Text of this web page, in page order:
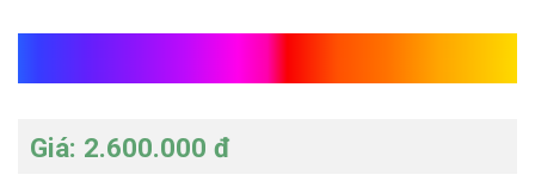
Giá: 2.600.000 đ